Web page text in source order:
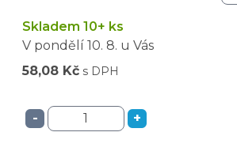
Skladem 10+ ks
V pondělí 10. 8. u Vás
58,08 Kč s DPH
- +